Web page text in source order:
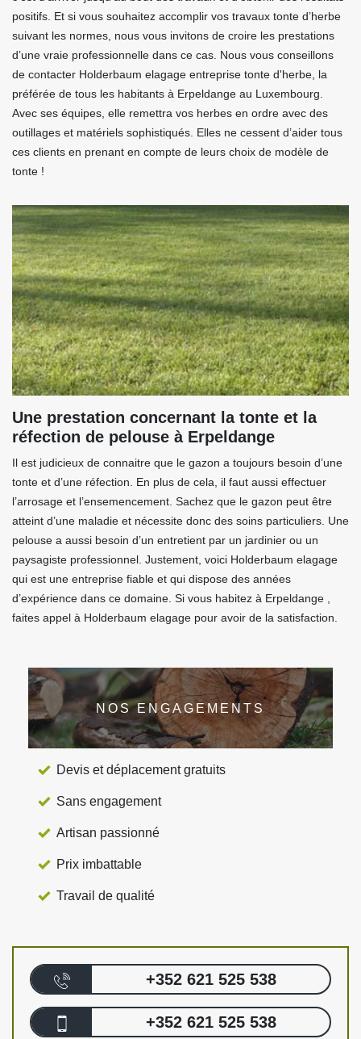
positifs. Et si vous souhaitez accomplir vos travaux tonte d’herbe
suivant les normes, nous vous invitons de croire les prestations
d’une vraie professionnelle dans ce cas. Nous vous conseillons
de contacter Holderbaum elagage entreprise tonte d'herbe, la
préférée de tous les habitants à Erpeldange au Luxembourg.
Avec ses équipes, elle remettra vos herbes en ordre avec des
outillages et matériels sophistiqués. Elles ne cessent d’aider tous
ces clients en prenant en compte de leurs choix de modèle de
tonte !
Une prestation concernant la tonte et la
réfection de pelouse à Erpeldange
Il est judicieux de connaitre que le gazon a toujours besoin d’une
tonte et d’une réfection. En plus de cela, il faut aussi effectuer
l’arrosage et l’ensemencement. Sachez que le gazon peut être
atteint d’une maladie et nécessite donc des soins particuliers. Une
pelouse a aussi besoin d’un entretient par un jardinier ou un
paysagiste professionnel. Justement, voici Holderbaum elagage
qui est une entreprise fiable et qui dispose des années
d’expérience dans ce domaine. Si vous habitez à Erpeldange ,
faites appel à Holderbaum elagage pour avoir de la satisfaction.
NOS ENGAGEMENTS
Devis et déplacement gratuits
Sans engagement
Artisan passionné
Prix imbattable
Travail de qualité
+352 621 525 538
+352 621 525 538